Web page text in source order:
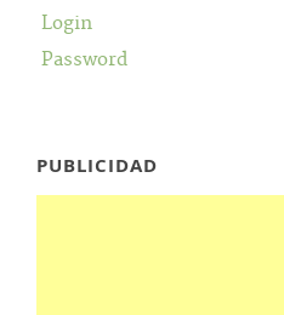
Login
Password
PUBLICIDAD